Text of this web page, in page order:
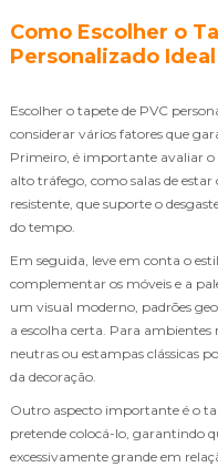
Como Escolher o
Personalizado
Escolher o tapete de PVC
considerar vários fatores que
Primeiro, é importante avaliar o
alto tráfego, como salas de
resistente, que suporte o
do tempo.
Em seguida, leve em conta o
complementar os móveis e a
um visual moderno, padrões
a escolha certa. Para
neutras ou estampas clássicas
da decoração.
Outro aspecto importante é o
pretende colocá-lo, garantindo
excessivamente grande em